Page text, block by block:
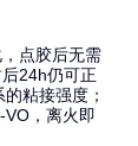
点胶后无需
24h仍可正
粘接强度；
，离火即